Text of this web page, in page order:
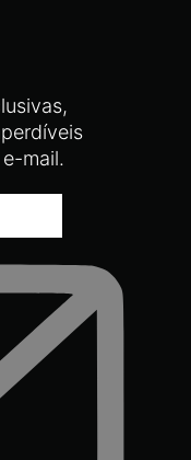
mail.